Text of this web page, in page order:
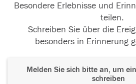
Besondere Erlebnisse und
teilen.
Schreiben Sie über die
besonders in Erinnerung
Melden Sie sich bitte an, um
schreiben